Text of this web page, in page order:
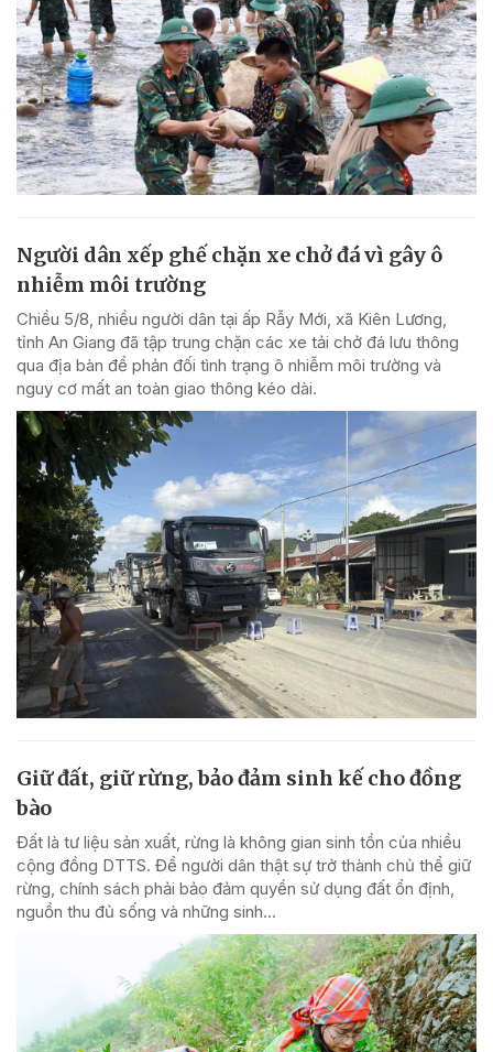
Người dân xếp ghế chặn xe chở đá vì gây ô
nhiễm môi trường
Chiều 5/8, nhiều người dân tại ấp Rẫy Mới, xã Kiên Lương,
tỉnh An Giang đã tập trung chặn các xe tải chở đá lưu thông
qua địa bàn để phản đối tình trạng ô nhiễm môi trường và
nguy cơ mất an toàn giao thông kéo dài.
Giữ đất, giữ rừng, bảo đảm sinh kế cho đồng
bào
Đất là tư liệu sản xuất, rừng là không gian sinh tồn của nhiều
cộng đồng DTTS. Để người dân thật sự trở thành chủ thể giữ
rừng, chính sách phải bảo đảm quyền sử dụng đất ổn định,
nguồn thu đủ sống và những sinh...